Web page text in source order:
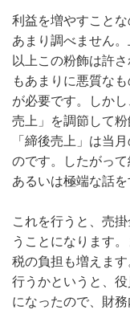
利益を増やすこと
あまり調べません
以上この粉飾は許
もあまりに悪質な
が必要です。しか
売上」を調節して粉
「締後売上」は当
のです。したがって
あるいは極端な話
これを行うと、売
うことになります
税の負担も増えま
行うかというと、
になったので、財